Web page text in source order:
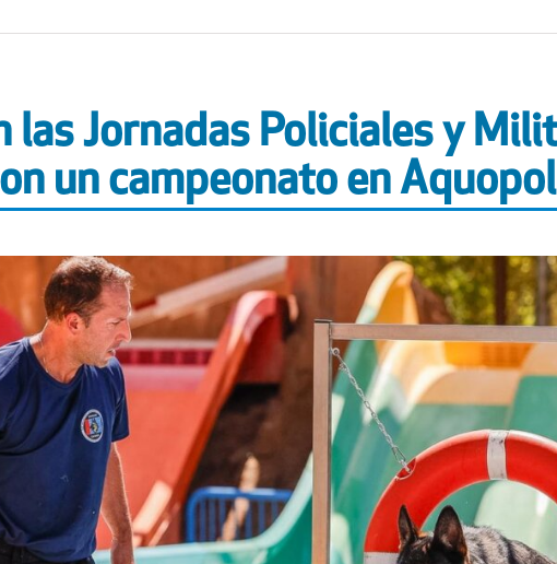
las Jornadas Policiales y
un campeonato en